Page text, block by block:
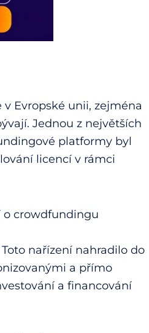
Evropské unii, zejména
Jednou z největších
platformy byl
licencí v rámci
o crowdfundingu
nařízení nahradilo do
a přímo
a financování